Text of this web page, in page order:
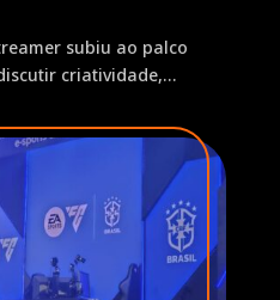
subiu ao palco
criatividade,